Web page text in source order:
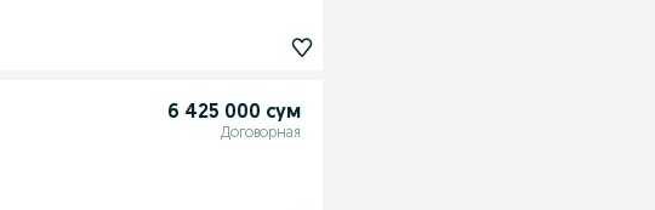
6 425 000 сум
Договорная